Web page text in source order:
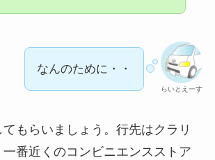
らいとえーす
なんのために・・
もらいましょう。行先はクラリ
番近くのコンビニエンスストア